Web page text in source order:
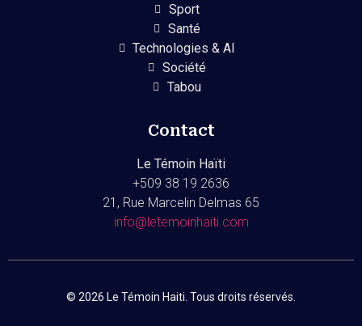
Sport
Santé
Technologies & AI
Société
Tabou
Contact
Le Témoin Haïti
+509 38 19 2636
21, Rue Marcelin Delmas 65
info@letemoinhaiti.com
© 2026 Le Témoin Haiti. Tous droits réservés.